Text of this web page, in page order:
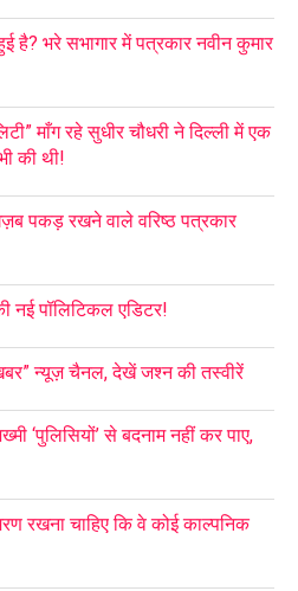
है? भरे सभागार में पत्रकार नवीन कुमार
माँग रहे सुधीर चौधरी ने दिल्ली में एक
की थी!
पकड़ रखने वाले वरिष्ठ पत्रकार
नई पॉलिटिकल एडिटर!
न्यूज़ चैनल, देखें जश्न की तस्वीरें
‘पुलिसियों’ से बदनाम नहीं कर पाए,
रखना चाहिए कि वे कोई काल्पनिक